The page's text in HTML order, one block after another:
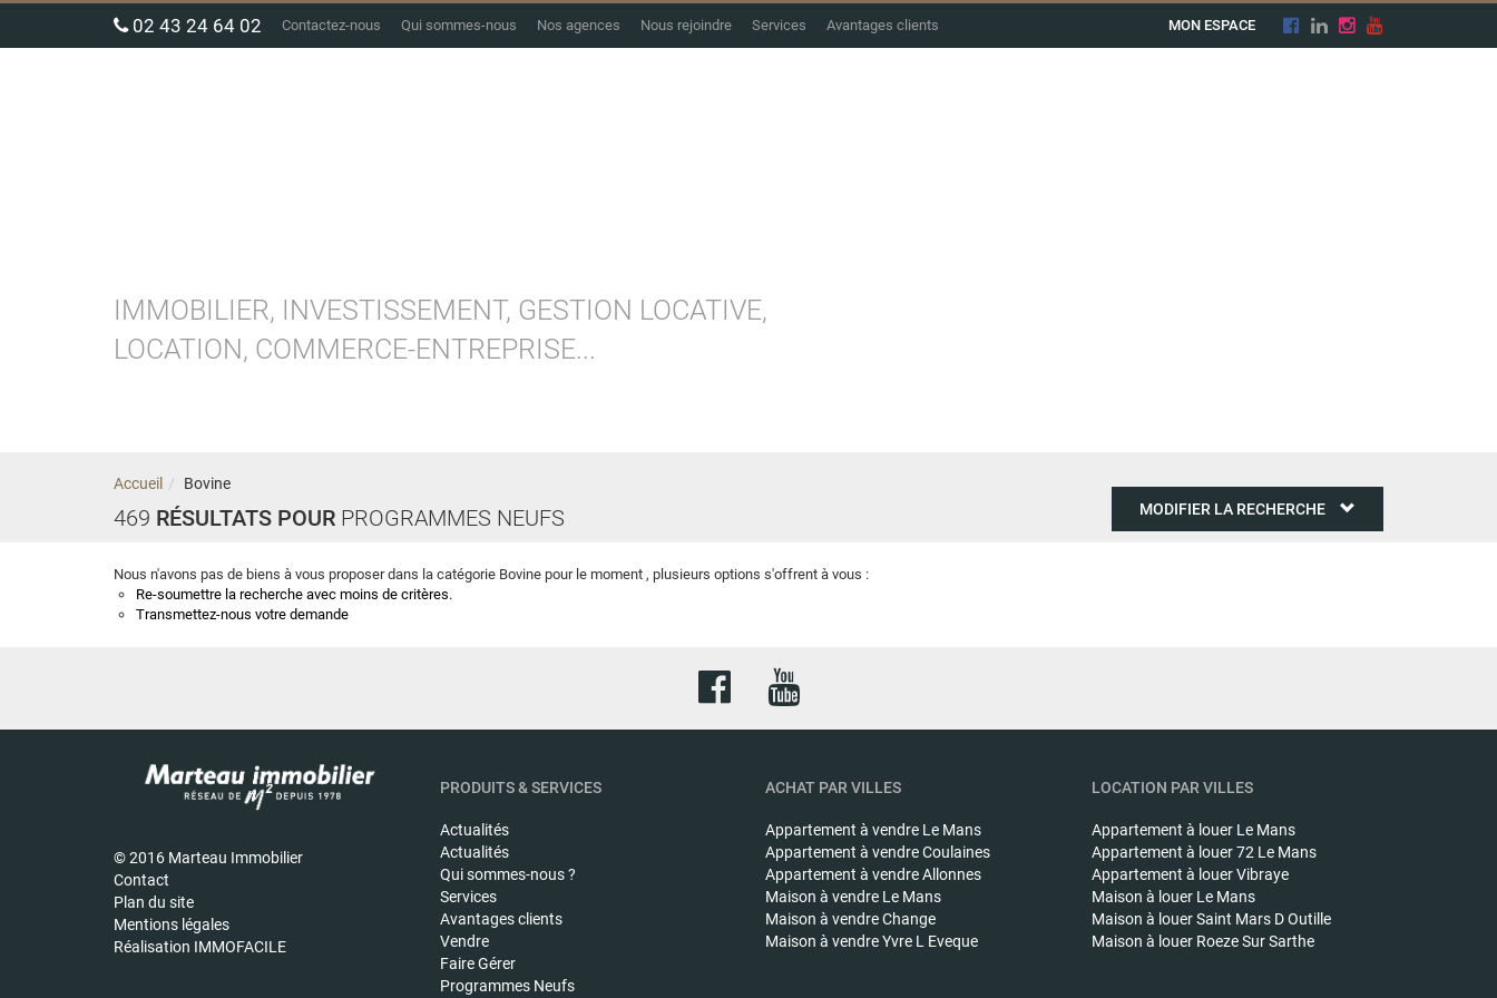
02 43 24 64 02 Contactez-nous Qui sommes-nous Nos agences Nous rejoindre Services Avantages clients MON ESPACE
IMMOBILIER, INVESTISSEMENT, GESTION LOCATIVE,
LOCATION, COMMERCE-ENTREPRISE...
Accueil Bovine
469 RÉSULTATS POUR PROGRAMMES NEUFS MODIFIER LA RECHERCHE
Nous n'avons pas de biens à vous proposer dans la catégorie Bovine pour le moment , plusieurs options s'offrent à vous :
Re-soumettre la recherche avec moins de critères.
Transmettez-nous votre demande
© 2016 Marteau Immobilier
Contact
Plan du site
Mentions légales
Réalisation IMMOFACILE
PRODUITS & SERVICES
Actualités
Actualités
Qui sommes-nous ?
Services
Avantages clients
Vendre
Faire Gérer
Programmes Neufs
ACHAT PAR VILLES
Appartement à vendre Le Mans
Appartement à vendreCoulaines
Appartement à vendreAllonnes
Maison à vendre Le Mans
Maison à vendreChange
Maison à vendreYvre L Eveque
LOCATION PAR VILLES
Appartement à louer Le Mans
Appartement à louer72 Le Mans
Appartement à louerVibraye
Maison à louer Le Mans
Maison à louerSaint Mars D Outille
Maison à louer Roeze Sur Sarthe